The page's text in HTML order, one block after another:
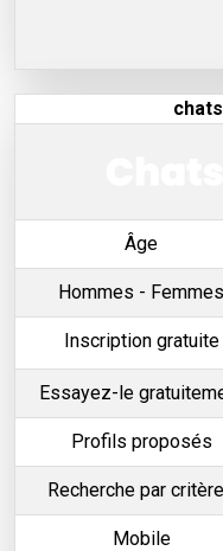
Âge
Hommes - Femmes
Inscription gratuite
Essayez-le
Profils proposés
Recherche par
Mobile